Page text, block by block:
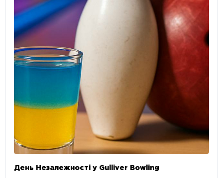
День Незалежності у Gulliver Bowling